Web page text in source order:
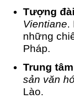
Tượng
Vientiane.
những
Pháp.
Trung
sản văn
Lào.